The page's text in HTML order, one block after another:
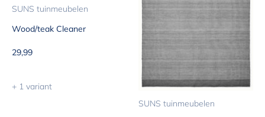
SUNS tuinmeubelen
Wood/teak Cleaner
Aanbiedingsprijs
29,99
+ 1 variant
SUNS tuinmeubelen